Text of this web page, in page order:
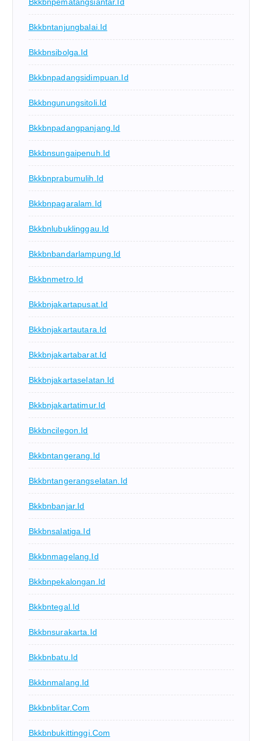
Bkkbntanjungbalai.id
Bkkbnsibolga.id
Bkkbnpadangsidimpuan.id
Bkkbngunungsitoli.id
Bkkbnpadangpanjang.id
Bkkbnsungaipenuh.id
Bkkbnprabumulih.id
Bkkbnpagaralam.id
Bkkbnlubuklinggau.id
Bkkbnbandarlampung.id
Bkkbnmetro.id
Bkkbnjakartapusat.id
Bkkbnjakartautara.id
Bkkbnjakartabarat.id
Bkkbnjakartaselatan.id
Bkkbnjakartatimur.id
Bkkbncilegon.id
Bkkbntangerang.id
Bkkbntangerangselatan.id
Bkkbnbanjar.id
Bkkbnsalatiga.id
Bkkbnmagelang.id
Bkkbnpekalongan.id
Bkkbntegal.id
Bkkbnsurakarta.id
Bkkbnbatu.id
Bkkbnmalang.id
Bkkbnblitar.com
Bkkbnbukittinggi.com